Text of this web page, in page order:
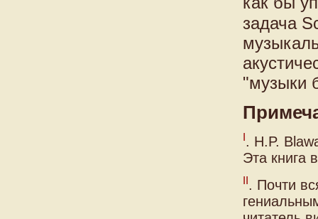
задача
"музыки
I. H.P.
Эта книга
II. Почти